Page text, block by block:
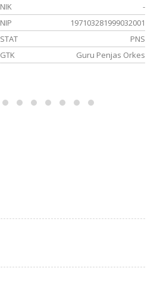
NIK
-
NIP
197103281999032001
STAT
PNS
GTK
Guru Penjas Orkes